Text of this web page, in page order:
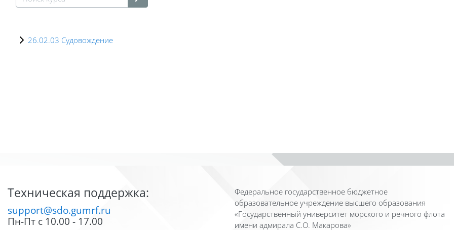
Поиск курса
26.02.03 Судовождение
Техническая поддержка:
support@sdo.gumrf.ru
Пн-Пт с 10.00 - 17.00
Федеральное государственное бюджетное
образовательное учреждение высшего образования
«Государственный университет морского и речного флота
имени адмирала С.О. Макарова»